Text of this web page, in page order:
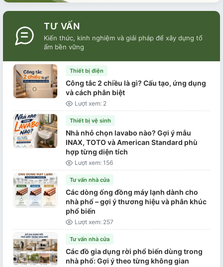
TƯ VẤN
Kiến thức, kinh nghiệm và giải pháp để xây dựng tổ
ấm bền vững
Thiết bị điện
Công tắc 2 chiều là gì? Cấu tạo, ứng dụng
và cách phân biệt
Lượt xem: 2
Thiết bị vệ sinh
Nhà nhỏ chọn lavabo nào? Gợi ý mẫu
INAX, TOTO và American Standard phù
hợp từng diện tích
Lượt xem: 156
Tư vấn nhà cửa
Các dòng ống đồng máy lạnh dành cho
nhà phố – gợi ý thương hiệu và phân khúc
phổ biến
Lượt xem: 257
Tư vấn nhà cửa
Các đồ gia dụng rời phổ biến dùng trong
nhà phố: Gợi ý theo từng không gian